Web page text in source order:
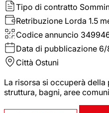
Tipo di contratto
Retribuzione Lorda 1.5
Codice annuncio
Data di pubblicazione 6/
Città Ostuni
La risorsa si occuperà
struttura, bagni, aree